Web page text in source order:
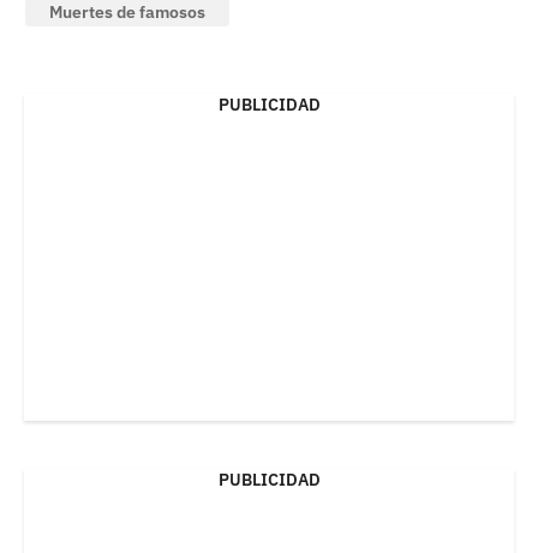
Muertes de famosos
PUBLICIDAD
PUBLICIDAD